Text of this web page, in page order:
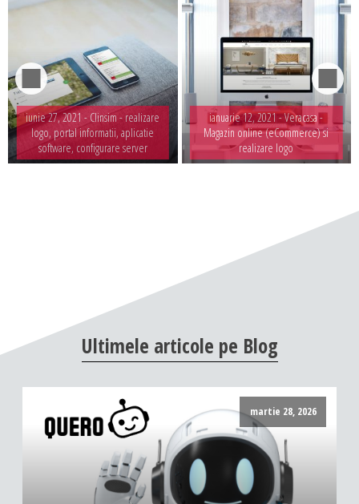
iunie 27, 2021 - Clinsim - realizare
logo, portal informatii, aplicatie
software, configurare server
ianuarie 12, 2021 -Veracasa -
Magazin online (eCommerce) si
realizare logo
Ultimele articole pe Blog
martie 28, 2026